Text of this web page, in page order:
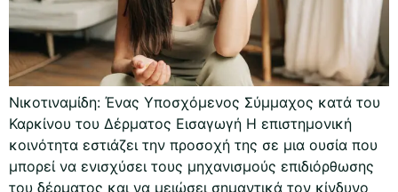
Νικοτιναμίδη: Ένας Υποσχόμενος Σύμμαχος κατά του
Καρκίνου του Δέρματος Εισαγωγή Η επιστημονική
κοινότητα εστιάζει την προσοχή της σε μια ουσία που
μπορεί να ενισχύσει τους μηχανισμούς επιδιόρθωσης
του δέρματος και να μειώσει σημαντικά τον κίνδυνο